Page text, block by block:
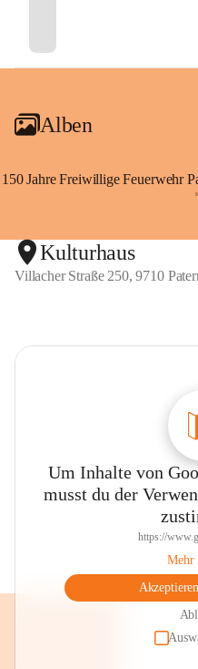
Alben
Kulturhaus
Villacher Straße 250, 9710
Um Inhalte von
musst du der
https://
Mehr